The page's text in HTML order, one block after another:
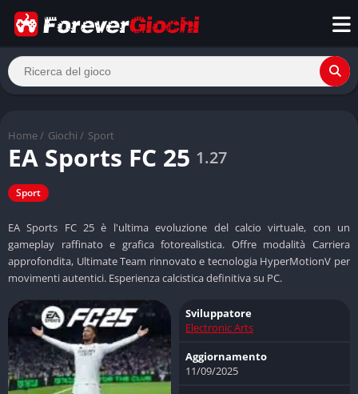
Home / Giochi / Sport
EA Sports FC 25 1.27
Sport
EA Sports FC 25 è l'ultima evoluzione del calcio virtuale, con un
gameplay raffinato e grafica fotorealistica. Offre modalità Carriera
approfondita, Ultimate Team rinnovato e tecnologia HyperMotionV per
movimenti autentici. Esperienza calcistica definitiva su PC.
Sviluppatore
Electronic Arts
Aggiornamento
11/09/2025